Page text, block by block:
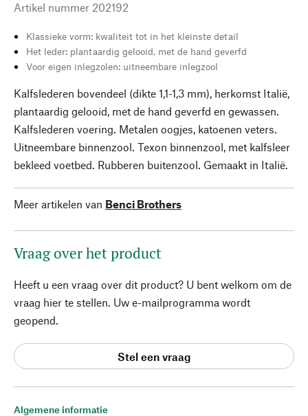
Algemene informatie
Artikel nummer 202192
Klassieke vorm: kwaliteit tot in het kleinste detail
Het leder: plantaardig gelooid, met de hand geverfd
Voor eigen inlegzolen: uitneembare inlegzool
Kalfslederen bovendeel (dikte 1,1-1,3 mm), herkomst Italië,
plantaardig gelooid, met de hand geverfd en gewassen.
Kalfslederen voering. Metalen oogjes, katoenen veters.
Uitneembare binnenzool. Texon binnenzool, met kalfsleer
bekleed voetbed. Rubberen buitenzool. Gemaakt in Italië.
Meer artikelen van Benci Brothers
Vraag over het product
Heeft u een vraag over dit product? U bent welkom om de
vraag hier te stellen. Uw e-mailprogramma wordt
geopend.
Stel een vraag